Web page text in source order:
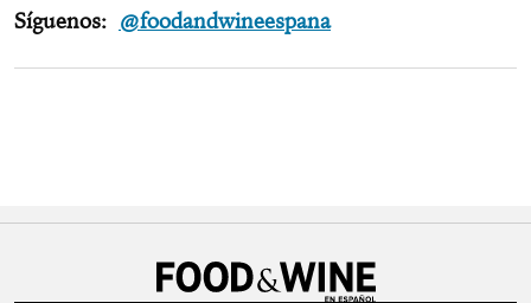
Síguenos: @foodandwineespana